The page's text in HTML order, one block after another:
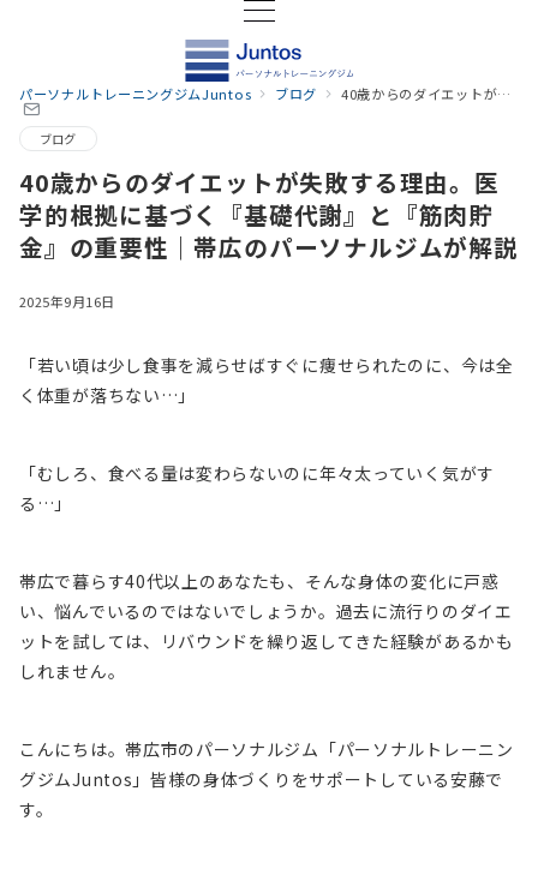
パーソナルトレーニングジムJuntos ブログ 40歳からのダイエットが失敗する理由。医学的根拠に基づく『基礎代謝』と『筋肉貯金』の重要性｜帯広のパーソナルジムが解説
ブログ
40歳からのダイエットが失敗する理由。医
学的根拠に基づく『基礎代謝』と『筋肉貯
金』の重要性｜帯広のパーソナルジムが解説
2025年9月16日
「若い頃は少し食事を減らせばすぐに痩せられたのに、今は全
く体重が落ちない…」
「むしろ、食べる量は変わらないのに年々太っていく気がす
る…」
帯広で暮らす40代以上のあなたも、そんな身体の変化に戸惑
い、悩んでいるのではないでしょうか。過去に流行りのダイエ
ットを試しては、リバウンドを繰り返してきた経験があるかも
しれません。
こんにちは。帯広市のパーソナルジム「パーソナルトレーニン
グジムJuntos」皆様の身体づくりをサポートしている安藤で
す。